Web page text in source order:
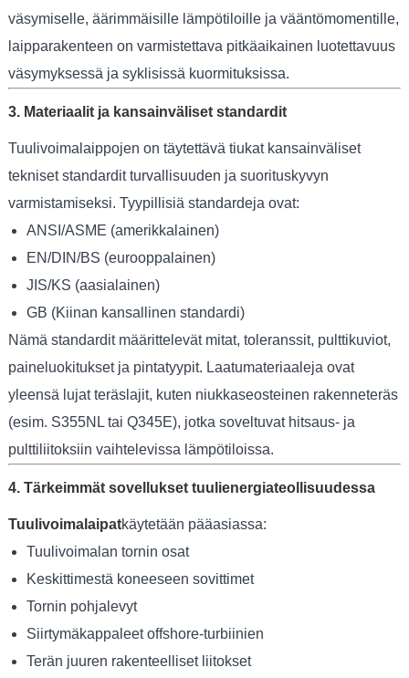
väsymiselle, äärimmäisille lämpötiloille ja vääntömomentille,
laipparakenteen on varmistettava pitkäaikainen luotettavuus
väsymyksessä ja syklisissä kuormituksissa.
3. Materiaalit ja kansainväliset standardit
Tuulivoimalaippojen on täytettävä tiukat kansainväliset
tekniset standardit turvallisuuden ja suorituskyvyn
varmistamiseksi. Tyypillisiä standardeja ovat:
ANSI/ASME (amerikkalainen)
EN/DIN/BS (eurooppalainen)
JIS/KS (aasialainen)
GB (Kiinan kansallinen standardi)
Nämä standardit määrittelevät mitat, toleranssit, pulttikuviot,
paineluokitukset ja pintatyypit. Laatumateriaaleja ovat
yleensä lujat teräslajit, kuten niukkaseosteinen rakenneteräs
(esim. S355NL tai Q345E), jotka soveltuvat hitsaus- ja
pulttiliitoksiin vaihtelevissa lämpötiloissa.
4. Tärkeimmät sovellukset tuulienergiateollisuudessa
Tuulivoimalaipatkäytetään pääasiassa:
Tuulivoimalan tornin osat
Keskittimestä koneeseen sovittimet
Tornin pohjalevyt
Siirtymäkappaleet offshore-turbiinien
Terän juuren rakenteelliset liitokset